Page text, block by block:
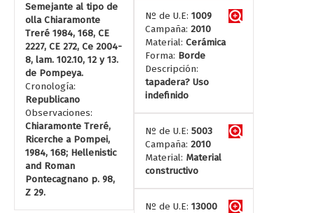
Semejante al tipo de
olla Chiaramonte
Treré 1984, 168, CE
2227, CE 272, Ce 2004-
8, lam. 102.10, 12 y 13.
de Pompeya.
Cronología:
Republicano
Observaciones:
Chiaramonte Treré,
Ricerche a Pompei,
1984, 168; Hellenistic
and Roman
Pontecagnano p. 98,
Z 29.
Nº de U.E: 1009
Campaña: 2010
Material: Cerámica
Forma: Borde
Descripción:
tapadera? Uso
indefinido
Nº de U.E: 5003
Campaña: 2010
Material: Material
constructivo
Nº de U.E: 13000